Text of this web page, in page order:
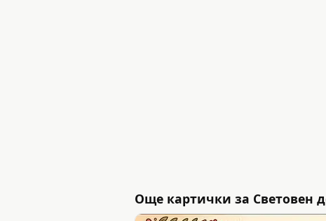
Още картички за Световен